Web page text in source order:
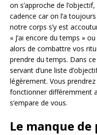
on s’approche de
cadence car on l’a
notre corps s’y est
« J’ai encore du temps » ou
alors de combattre vos
prendre du temps. Dans
servant d’une liste
légèrement. Vous
fonctionner différemment
s’empare de vous.
Le manque